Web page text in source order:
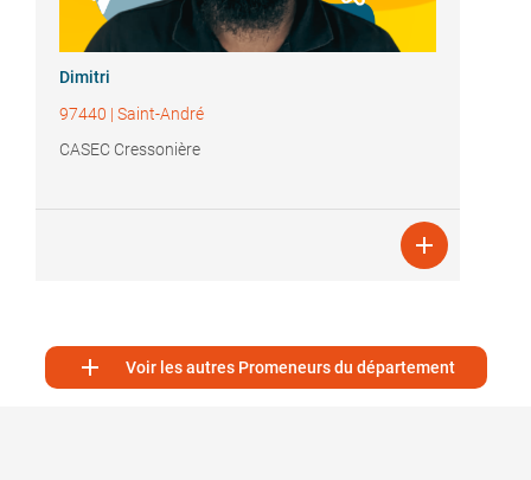
Dimitri
97440 | Saint-André
CASEC Cressonière

 Voir les autres Promeneurs du département